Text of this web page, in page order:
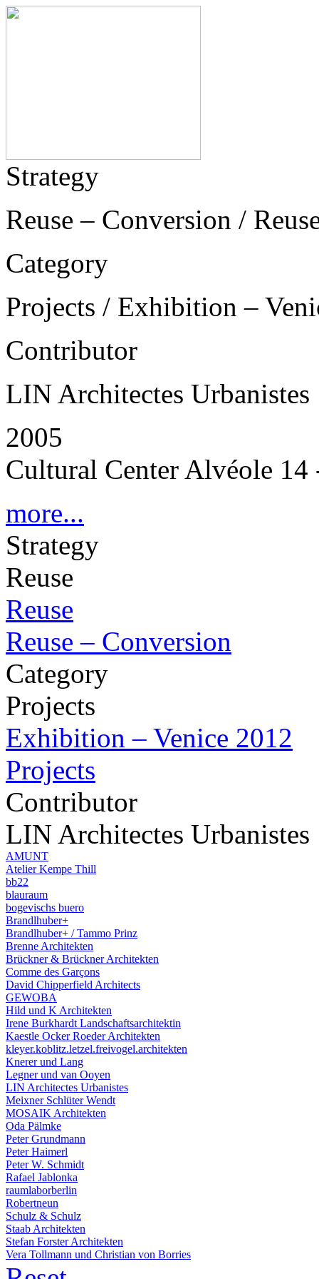
Strategy
Reuse – Conversion /
Category
Projects / Exhibition –
Contributor
LIN Architectes Urbanistes
2005
Cultural Center Alvéole 14
more...
Strategy
Reuse
Reuse
Reuse – Conversion
Category
Projects
Exhibition – Venice 2012
Projects
Contributor
LIN Architectes Urbanistes
AMUNT
Atelier Kempe Thill
bb22
blauraum
bogevischs buero
Brandlhuber+
Brandlhuber+ / Tammo Prinz
Brenne Architekten
Brückner & Brückner Architekten
Comme des Garçons
David Chipperfield Architects
GEWOBA
Hild und K Architekten
Irene Burkhardt Landschaftsarchitektin
Kaestle Ocker Roeder Architekten
kleyer.koblitz.letzel.freivogel.architekten
Knerer und Lang
Legner und van Ooyen
LIN Architectes Urbanistes
Meixner Schlüter Wendt
MOSAIK Architekten
Oda Pälmke
Peter Grundmann
Peter Haimerl
Peter W. Schmidt
Rafael Jablonka
raumlaborberlin
Robertneun
Schulz & Schulz
Staab Architekten
Stefan Forster Architekten
Vera Tollmann und Christian von Borries